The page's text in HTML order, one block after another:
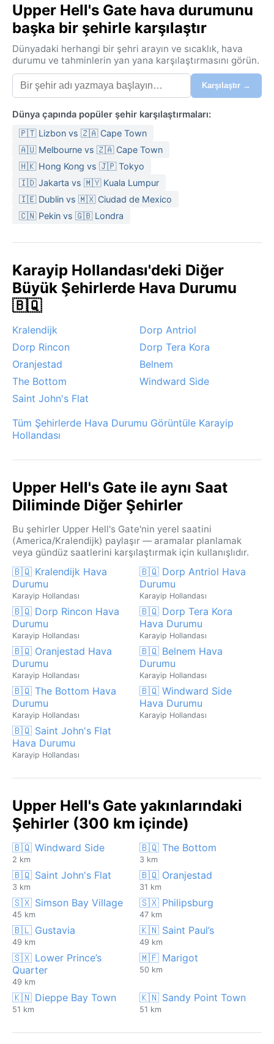
Upper Hell's Gate hava durumunu
başka bir şehirle karşılaştır
Dünyadaki herhangi bir şehri arayın ve sıcaklık, hava
durumu ve tahminlerin yan yana karşılaştırmasını görün.
Karşılaştır →
Dünya çapında popüler şehir karşılaştırmaları:
🇵🇹 Lizbon vs 🇿🇦 Cape Town
🇦🇺 Melbourne vs 🇿🇦 Cape Town
🇭🇰 Hong Kong vs 🇯🇵 Tokyo
🇮🇩 Jakarta vs 🇲🇾 Kuala Lumpur
🇮🇪 Dublin vs 🇲🇽 Ciudad de Mexico
🇨🇳 Pekin vs 🇬🇧 Londra
Karayip Hollandası'deki Diğer
Büyük Şehirlerde Hava Durumu
🇧🇶
Kralendijk
Dorp Antriol
Dorp Rincon
Dorp Tera Kora
Oranjestad
Belnem
The Bottom
Windward Side
Saint John's Flat
Tüm Şehirlerde Hava Durumu Görüntüle Karayip
Hollandası
Upper Hell's Gate ile aynı Saat
Diliminde Diğer Şehirler
Bu şehirler Upper Hell's Gate'nin yerel saatini
(America/Kralendijk) paylaşır — aramalar planlamak
veya gündüz saatlerini karşılaştırmak için kullanışlıdır.
🇧🇶 Kralendijk Hava
Durumu
Karayip Hollandası
🇧🇶 Dorp Antriol Hava
Durumu
Karayip Hollandası
🇧🇶 Dorp Rincon Hava
Durumu
Karayip Hollandası
🇧🇶 Dorp Tera Kora
Hava Durumu
Karayip Hollandası
🇧🇶 Oranjestad Hava
Durumu
Karayip Hollandası
🇧🇶 Belnem Hava
Durumu
Karayip Hollandası
🇧🇶 The Bottom Hava
Durumu
Karayip Hollandası
🇧🇶 Windward Side
Hava Durumu
Karayip Hollandası
🇧🇶 Saint John's Flat
Hava Durumu
Karayip Hollandası
Upper Hell's Gate yakınlarındaki
Şehirler (300 km içinde)
🇧🇶 Windward Side
2 km
🇧🇶 The Bottom
3 km
🇧🇶 Saint John's Flat
3 km
🇧🇶 Oranjestad
31 km
🇸🇽 Simson Bay Village
45 km
🇸🇽 Philipsburg
47 km
🇧🇱 Gustavia
49 km
🇰🇳 Saint Paul’s
49 km
🇸🇽 Lower Prince’s
Quarter
49 km
🇲🇫 Marigot
50 km
🇰🇳 Dieppe Bay Town
51 km
🇰🇳 Sandy Point Town
51 km